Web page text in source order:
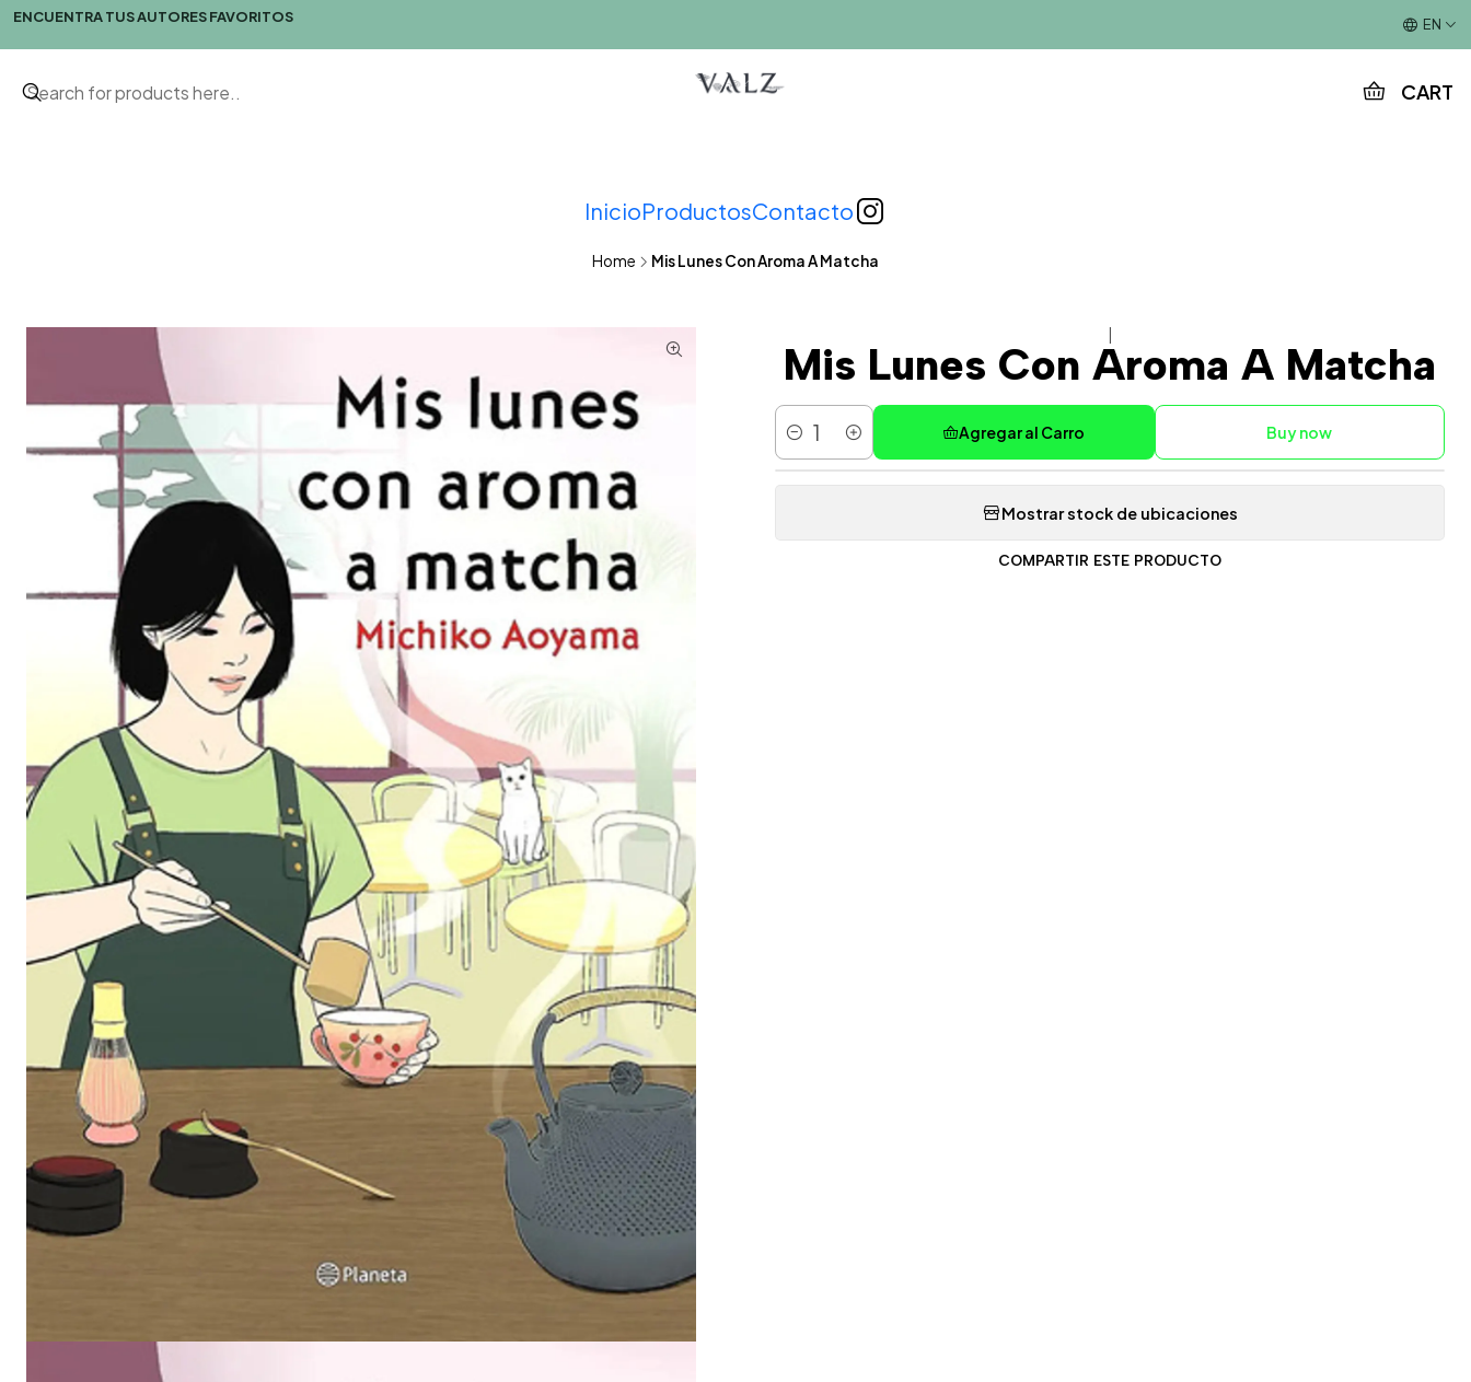
CART
InicioProductosContacto
ENCUENTRA TUS AUTORES FAVORITOS EN
Home Mis Lunes Con Aroma A Matcha
Mis Lunes Con Aroma A Matcha
Cantidad
Agregar al Carro Buy now
Mostrar stock de ubicaciones
COMPARTIR ESTE PRODUCTO